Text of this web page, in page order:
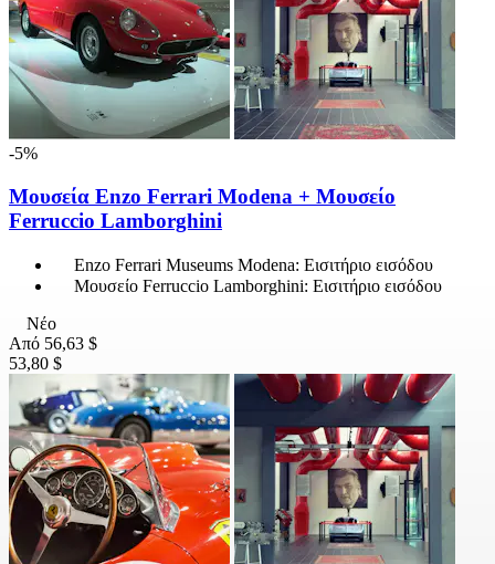
-5%
Μουσεία Enzo Ferrari Modena + Μουσείο
Ferruccio Lamborghini
Enzo Ferrari Museums Modena: Εισιτήριο εισόδου
Μουσείο Ferruccio Lamborghini: Εισιτήριο εισόδου
Νέο
Από 56,63 $
53,80 $